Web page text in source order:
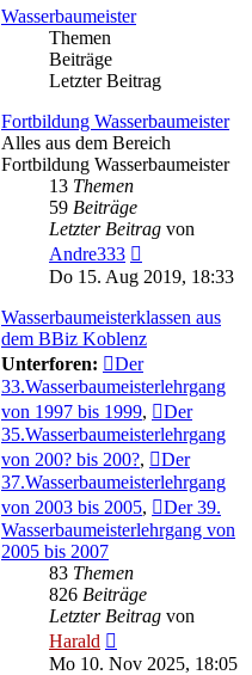
Wasserbaumeister
Themen
Beiträge
Letzter Beitrag
Fortbildung Wasserbaumeister
Alles aus dem Bereich
Fortbildung Wasserbaumeister
13 Themen
59 Beiträge
Letzter Beitrag von
Andre333
Beitrag
Do 15. Aug 2019, 18:33
Wasserbaumeisterklassen aus
dem BBiz Koblenz
Unterforen:
Der
33.Wasserbaumeisterlehrgang
von 1997 bis 1999,
Der
35.Wasserbaumeisterlehrgang
von 200? bis 200?,
Der
37.Wasserbaumeisterlehrgang
von 2003 bis 2005,
Der 39.
Wasserbaumeisterlehrgang von
2005 bis 2007
83 Themen
826 Beiträge
Letzter Beitrag von
Harald
Beitrag
Mo 10. Nov 2025, 18:05